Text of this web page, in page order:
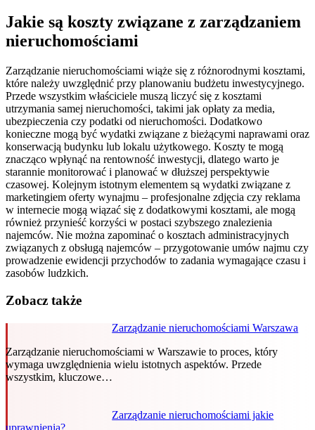
Jakie są koszty związane z zarządzaniem
nieruchomościami
Zarządzanie nieruchomościami wiąże się z różnorodnymi kosztami,
które należy uwzględnić przy planowaniu budżetu inwestycyjnego.
Przede wszystkim właściciele muszą liczyć się z kosztami
utrzymania samej nieruchomości, takimi jak opłaty za media,
ubezpieczenia czy podatki od nieruchomości. Dodatkowo
konieczne mogą być wydatki związane z bieżącymi naprawami oraz
konserwacją budynku lub lokalu użytkowego. Koszty te mogą
znacząco wpłynąć na rentowność inwestycji, dlatego warto je
starannie monitorować i planować w dłuższej perspektywie
czasowej. Kolejnym istotnym elementem są wydatki związane z
marketingiem oferty wynajmu – profesjonalne zdjęcia czy reklama
w internecie mogą wiązać się z dodatkowymi kosztami, ale mogą
również przynieść korzyści w postaci szybszego znalezienia
najemców. Nie można zapominać o kosztach administracyjnych
związanych z obsługą najemców – przygotowanie umów najmu czy
prowadzenie ewidencji przychodów to zadania wymagające czasu i
zasobów ludzkich.
Zobacz także
Zarządzanie nieruchomościami Warszawa
Zarządzanie nieruchomościami w Warszawie to proces, który
wymaga uwzględnienia wielu istotnych aspektów. Przede
wszystkim, kluczowe…
Zarządzanie nieruchomościami jakie
uprawnienia?